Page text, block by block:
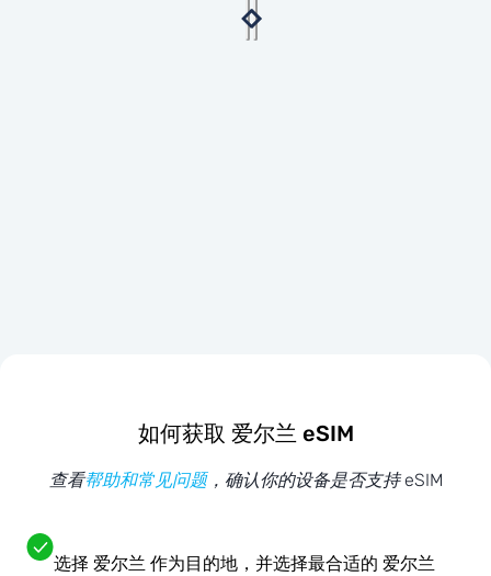
如何获取 爱尔兰 eSIM
查看帮助和常见问题，确认你的设备是否支持 eSIM
选择 爱尔兰 作为目的地，并选择最合适的 爱尔兰